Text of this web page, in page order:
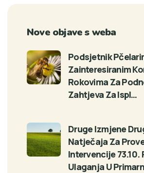
Nove objave s weba
Podsjetnik
Zainteresiranim
Rokovima Za
Zahtjeva Za Ispl…
Druge Izmjene
Natječaja Za
Intervencije 73.10.
Ulaganja U